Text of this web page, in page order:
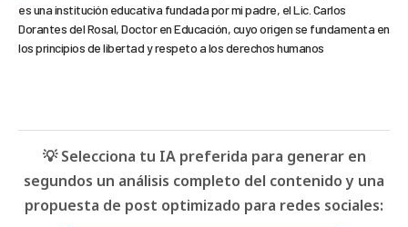
es una institución educativa fundada por mi padre, el Lic. Carlos
Dorantes del Rosal, Doctor en Educación, cuyo origen se fundamenta en
los principios de libertad y respeto a los derechos humanos
💡 Selecciona tu IA preferida para generar en
segundos un análisis completo del contenido y una
propuesta de post optimizado para redes sociales: